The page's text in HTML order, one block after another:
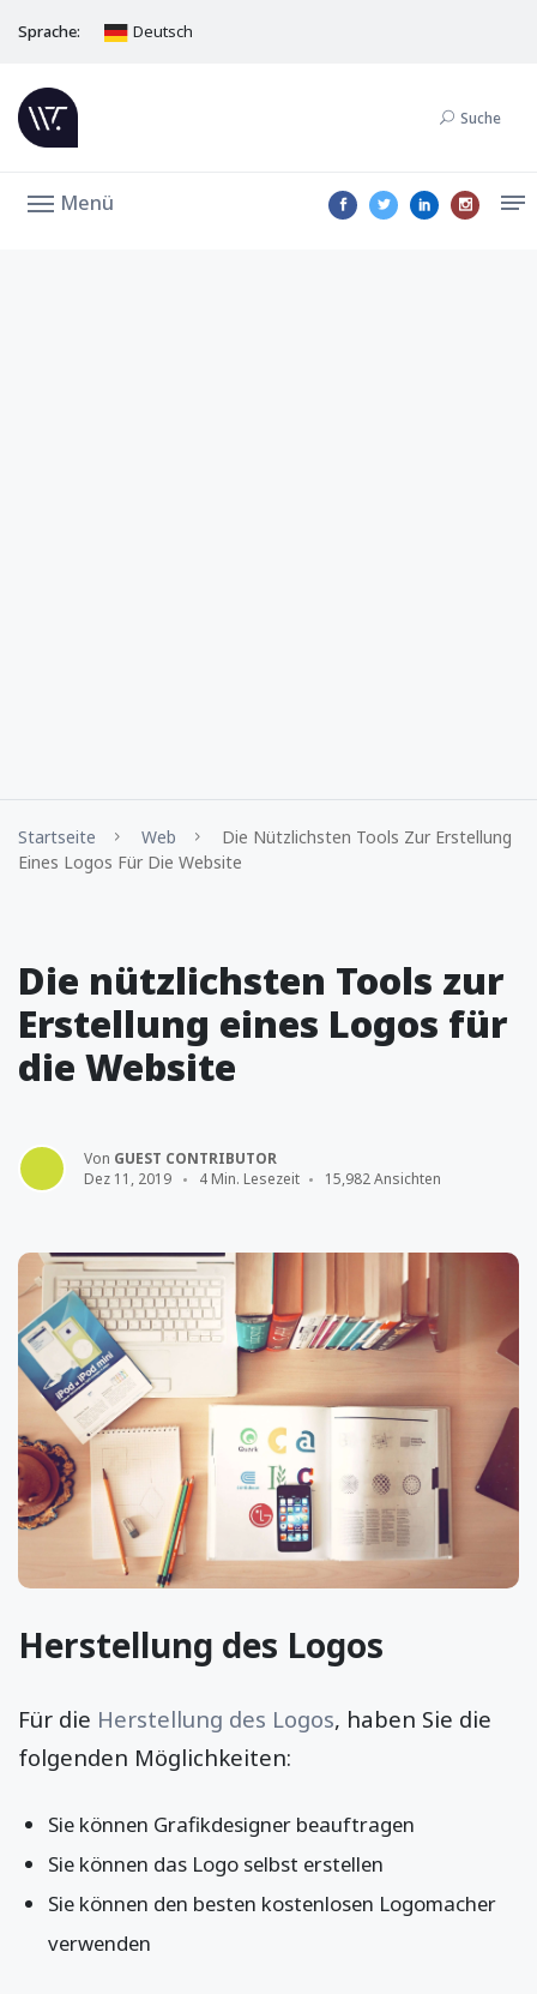
Sprache: Deutsch
Suche
Menü
Startseite Web
Die Nützlichsten Tools Zur Erstellung
Eines Logos Für Die Website
Die nützlichsten Tools zur
Erstellung eines Logos für
die Website
Von GUEST CONTRIBUTOR
Dez 11, 2019
4 Min. Lesezeit 15,982 Ansichten
Herstellung des Logos
Für die Herstellung des Logos, haben Sie die
folgenden Möglichkeiten:
Sie können Grafikdesigner beauftragen
Sie können das Logo selbst erstellen
Sie können den besten kostenlosen Logomacher
verwenden